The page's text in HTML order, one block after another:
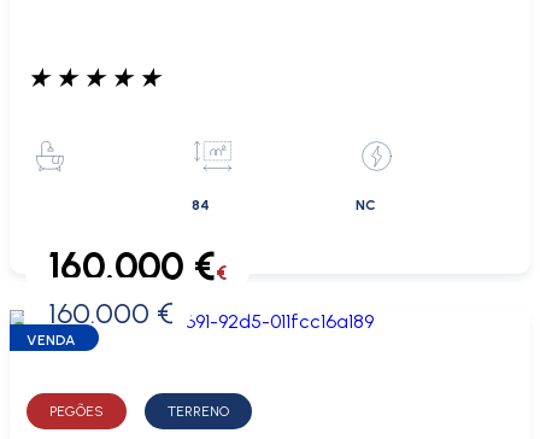
★ ★ ★ ★ ★
84 NC
0 €
160.000 €€
160.000 €
VENDA
PEGÕES TERRENO